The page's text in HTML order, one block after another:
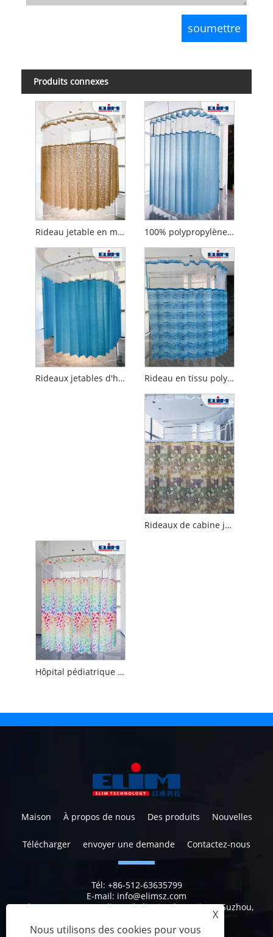
Produits connexes
Rideau jetable en maille de polyester à motif imprimé 100% polypropylène Stripe Antibactérien Medical Disposable Lit Rideaux
Rideaux jetables d'hôpital de maille de tirette Rideau en tissu polypropylène de style simple
Rideaux de cabine jetable à panneaux instantanés
Hôpital pédiatrique rideau jetable
Maison À propos de nous Des produits Nouvelles
Télécharger envoyer une demande Contactez-nous
Tél: +86-512-63635799
E-mail: info@elimsz.com
Adresse:N ° 629, Yunli Road, district de Wujiang, Suzhou,
X
Nous utilisons des cookies pour vous